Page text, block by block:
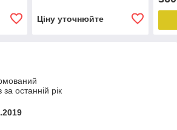
Ціну уточнюйте
останній рік